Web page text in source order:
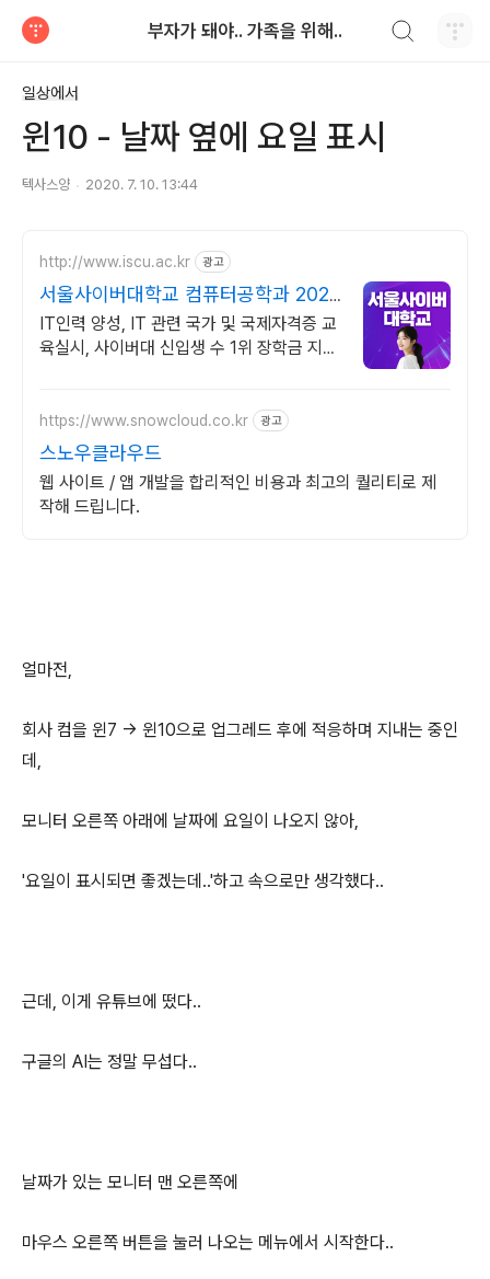
부자가 돼야.. 가족을 위해..
일상에서
윈10 - 날짜 옆에 요일 표시
텍사스양 2020. 7. 10. 13:44
http://www.iscu.ac.kr 광고
서울사이버대학교 컴퓨터공학과 2026
가을학기 신편입생
IT인력 양성, IT 관련 국가 및 국제자격증 교
육실시, 사이버대 신입생 수 1위 장학금 지급
https://www.snowcloud.co.kr 광고
스노우클라우드
웹 사이트 / 앱 개발을 합리적인 비용과 최고의 퀄리티로 제
작해 드립니다.
얼마전,
회사 컴을 윈7 -> 윈10으로 업그레드 후에 적응하며 지내는 중인
데,
모니터 오른쪽 아래에 날짜에 요일이 나오지 않아,
'요일이 표시되면 좋겠는데..'하고 속으로만 생각했다..
근데, 이게 유튜브에 떴다..
구글의 AI는 정말 무섭다..
날짜가 있는 모니터 맨 오른쪽에
마우스 오른쪽 버튼을 눌러 나오는 메뉴에서 시작한다..